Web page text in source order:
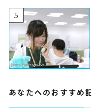
5
あなたへのおすすめ